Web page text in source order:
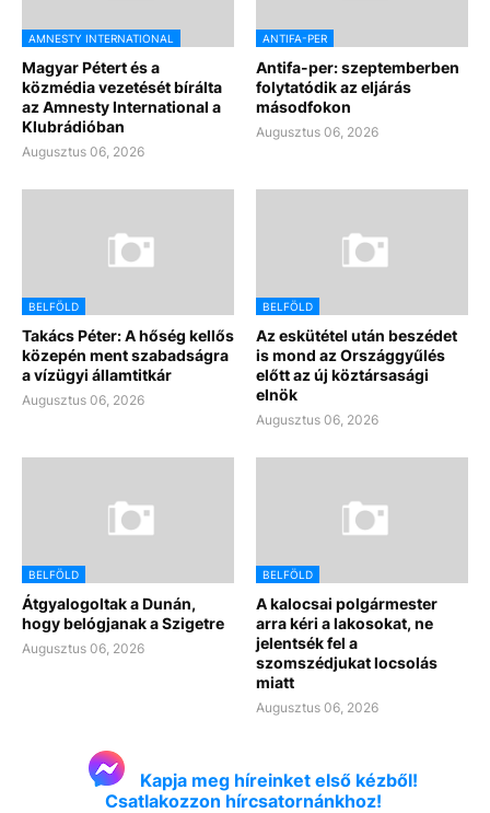
AMNESTY INTERNATIONAL
Magyar Pétert és a
közmédia vezetését bírálta
az Amnesty International a
Klubrádióban
Augusztus 06, 2026
ANTIFA-PER
Antifa-per: szeptemberben
folytatódik az eljárás
másodfokon
Augusztus 06, 2026
BELFÖLD
Takács Péter: A hőség kellős
közepén ment szabadságra
a vízügyi államtitkár
Augusztus 06, 2026
BELFÖLD
Az eskütétel után beszédet
is mond az Országgyűlés
előtt az új köztársasági
elnök
Augusztus 06, 2026
BELFÖLD
Átgyalogoltak a Dunán,
hogy belógjanak a Szigetre
Augusztus 06, 2026
BELFÖLD
A kalocsai polgármester
arra kéri a lakosokat, ne
jelentsék fel a
szomszédjukat locsolás
miatt
Augusztus 06, 2026
Kapja meg híreinket első kézből!
Csatlakozzon hírcsatornánkhoz!